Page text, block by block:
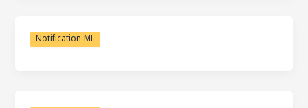
Notification ML